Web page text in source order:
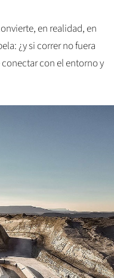
en realidad, en
¿y si correr no fuera
con el entorno y